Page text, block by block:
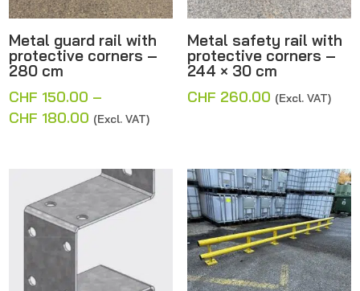
Metal guard rail with
protective corners –
280 cm
CHF 150.00 –
CHF 180.00 Price
through
CHF 180.00
(Excl. VAT)
Metal safety rail with
protective corners –
244 × 30 cm
CHF 260.00 (Excl. VAT)